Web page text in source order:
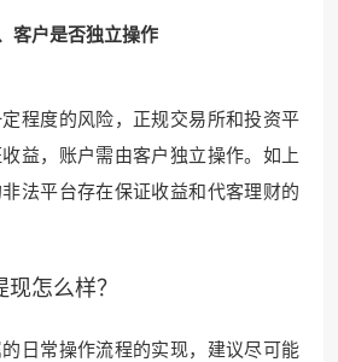
客户是否独立操作
程度的风险，正规交易所和投资平
益，账户需由客户独立操作。如上
法平台存在保证收益和代客理财的
怎么样？
日常操作流程的实现，建议尽可能